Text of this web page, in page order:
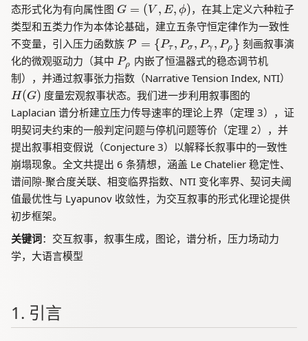
态形式化为有向属性图 G
=
(
V
,
E
,\
p
h
i)
G = ( V , E, ϕ)，在其上定义六种粒子
类型和五类力作为本体论基础，建立五条守恒定律作为一致性
不变量，引入压力函数族 \
m
a
t
h
c
al
{
P
}
=
\
P
_
_
P = {Pτ , Pσ , Pγ , Pρ } 刻画叙事演
化的微观驱动力（其中 P
_
\
r
h
o
Pρ 内嵌了恒温器式的稳态调节机
制），并通过叙事张力指数（Narrative Tension Index, NTI）
G
)
H(G) 度量宏观叙事状态。我们进一步利用叙事图的
Laplacian 谱分析建立压力传导速率的理论上界（定理 3），证
明契诃夫约束的一般判定问题与停机问题等价（定理 2），并
提出叙事相变假说（Conjecture 3）以解释长叙事中的一致性
崩塌现象。全文共提出 6 条猜想，涵盖 Le Chatelier 稳定性、
谱间隙-聚合度关联、相变临界指数、NTI 变化率界、契诃夫阈
值最优性与 Lyapunov 收敛性，为交互叙事的形式化理论提供
初步框架。
关键词：交互叙事，叙事生成，图论，谱分析，压力场动力
学，大语言模型
1. 引言